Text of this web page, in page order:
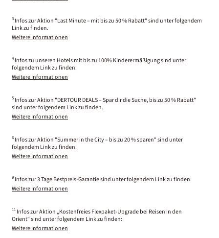
3 Infos zur Aktion "Last Minute – mit bis zu 50 % Rabatt" sind unter folgendem
Link zu finden.
Weitere Informationen
4 Infos zu unseren Hotels mit bis zu 100% Kinderermäßigung sind unter
folgendem Link zu finden.
Weitere Informationen
5 Infos zur Aktion "DERTOUR DEALS – Spar dir die Suche, bis zu 50 % Rabatt"
sind unter folgendem Link zu finden.
Weitere Informationen
6 Infos zur Aktion "Summer in the City – bis zu 20 % sparen" sind unter
folgendem Link zu finden.
Weitere Informationen
9 Infos zur 3 Tage Bestpreis-Garantie sind unter folgendem Link zu finden.
Weitere Informationen
11 Infos zur Aktion „Kostenfreies Flexpaket-Upgrade bei Reisen in den
Orient“ sind unter folgendem Link zu finden:
Weitere Informationen